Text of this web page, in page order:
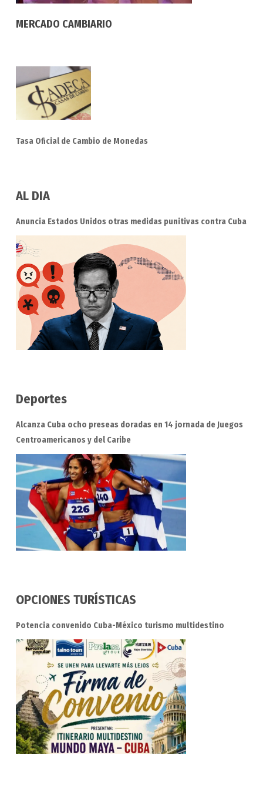
MERCADO CAMBIARIO
Tasa Oficial de Cambio de Monedas
AL DIA
Anuncia Estados Unidos otras medidas punitivas contra Cuba
Deportes
Alcanza Cuba ocho preseas doradas en 14 jornada de Juegos
Centroamericanos y del Caribe
OPCIONES TURÍSTICAS
Potencia convenido Cuba-México turismo multidestino